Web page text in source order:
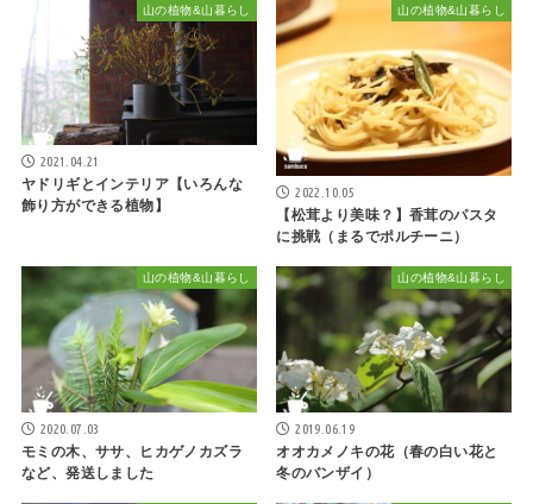
山の植物&山暮らし
2021.04.21
ヤドリギとインテリア【いろんな
飾り方ができる植物】
山の植物&山暮らし
2022.10.05
【松茸より美味？】香茸のパスタ
に挑戦（まるでポルチーニ）
山の植物&山暮らし
2020.07.03
モミの木、ササ、ヒカゲノカズラ
など、発送しました
山の植物&山暮らし
2019.06.19
オオカメノキの花（春の白い花と
冬のバンザイ）